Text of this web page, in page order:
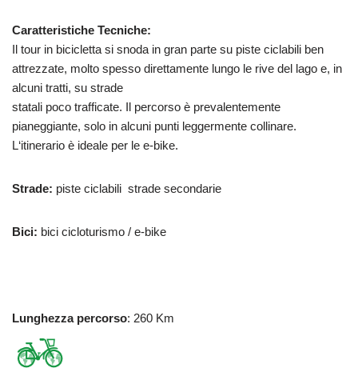
Caratteristiche Tecniche:
Il tour in bicicletta si snoda in gran parte su piste ciclabili ben
attrezzate, molto spesso direttamente lungo le rive del lago e, in
alcuni tratti, su strade
statali poco trafficate. Il percorso è prevalentemente
pianeggiante, solo in alcuni punti leggermente collinare.
L‘itinerario è ideale per le e-bike.
Strade: piste ciclabili strade secondarie
Bici: bici cicloturismo / e-bike
Lunghezza percorso: 260 Km